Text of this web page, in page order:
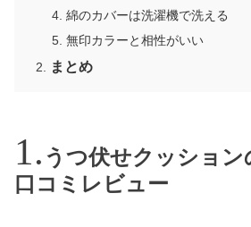
綿のカバーは洗濯機で洗える
無印カラーと相性がいい
まとめ
うつ伏せクッショ
口コミレビュー